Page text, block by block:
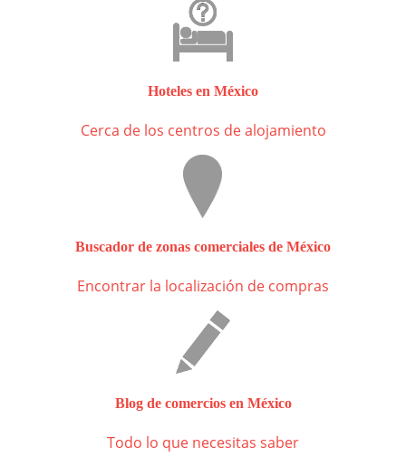
Hoteles en México
Cerca de los centros de alojamiento
Buscador de zonas comerciales de México
Encontrar la localización de compras
Blog de comercios en México
Todo lo que necesitas saber